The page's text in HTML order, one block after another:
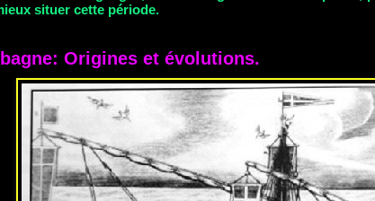
situer cette période.
Origines et évolutions.